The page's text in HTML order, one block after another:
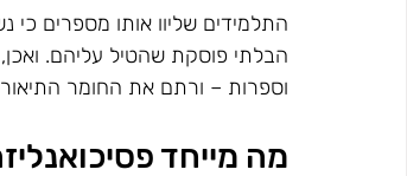
התלמידים שליוו אותו מספרים
הבלתי פוסקת שהטיל עליהם.
וספרות – ורתם את החומר
מה מייחד